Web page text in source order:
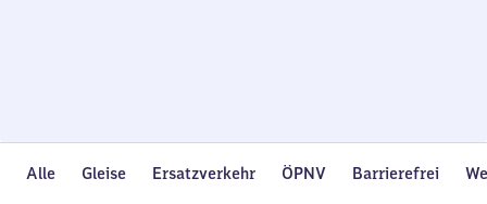
Alle Gleise Ersatzverkehr ÖPNV Barrierefrei